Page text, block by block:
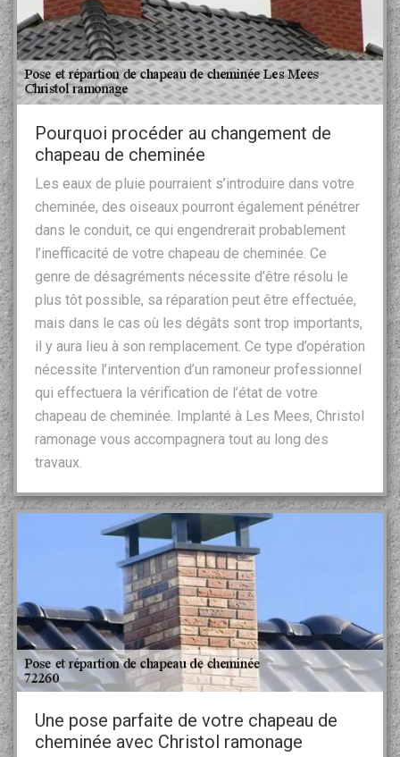
Pourquoi procéder au changement de
chapeau de cheminée
Les eaux de pluie pourraient s’introduire dans votre
cheminée, des oiseaux pourront également pénétrer
dans le conduit, ce qui engendrerait probablement
l’inefficacité de votre chapeau de cheminée. Ce
genre de désagréments nécessite d’être résolu le
plus tôt possible, sa réparation peut être effectuée,
mais dans le cas où les dégâts sont trop importants,
il y aura lieu à son remplacement. Ce type d’opération
nécessite l’intervention d’un ramoneur professionnel
qui effectuera la vérification de l’état de votre
chapeau de cheminée. Implanté à Les Mees, Christol
ramonage vous accompagnera tout au long des
travaux.
Une pose parfaite de votre chapeau de
cheminée avec Christol ramonage